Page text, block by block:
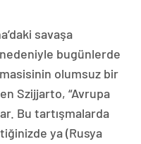
savaşa
bugünlerde
olumsuz bir
Szijjarto, “Avrupa
Bu tartışmalarda
ya (Rusya